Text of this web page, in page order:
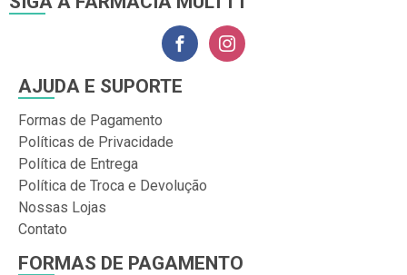
AJUDA E SUPORTE
Formas de Pagamento
Políticas de Privacidade
Política de Entrega
Política de Troca e Devolução
Nossas Lojas
Contato
FORMAS DE PAGAMENTO